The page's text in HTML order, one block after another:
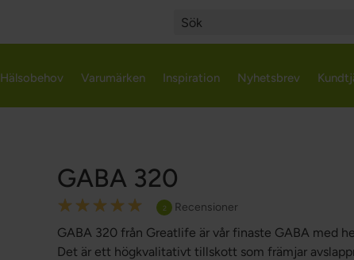
Hälsobehov Varumärken Inspiration Nyhetsbrev
GABA 320
Rating:
100
% of100
2 Recensioner
GABA 320 från Greatlife är vår finaste GABA med
Det är ett högkvalitativt tillskott som främjar